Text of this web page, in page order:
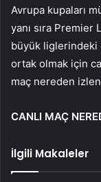
Avrupa kupaları
yanı sıra Premier
büyük liglerindeki
ortak olmak için
maç nereden
CANLI MAÇ
İlgili Makaleler